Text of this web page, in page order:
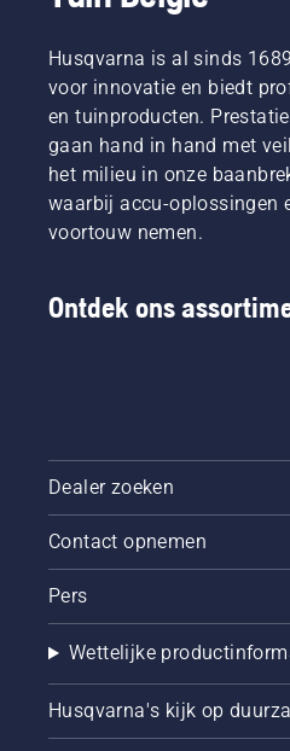
bosmaaier
werken.
Husqvarna is al sinds
voor innovatie en biedt
en tuinproducten.
gaan hand in hand met
het milieu in onze
waarbij accu-oplossingen
voortouw nemen.
Ontdek ons
Dealer zoeken
Contact opnemen
Pers
Wettelijke
Husqvarna's kijk op